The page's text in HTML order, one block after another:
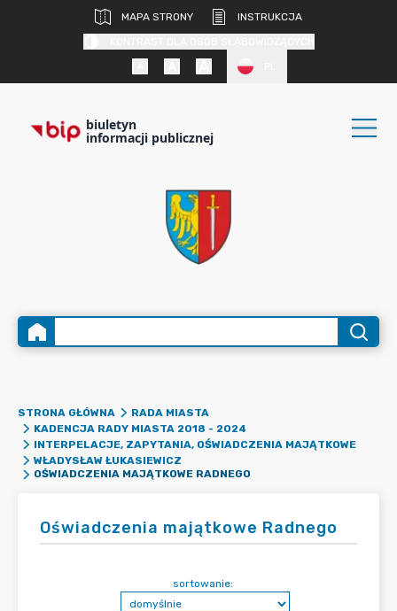
MAPA STRONY
INSTRUKCJA
biuletyn
informacji publicznej
STRONA GŁÓWNA
RADA MIASTA
KADENCJA RADY MIASTA 2018 - 2024
INTERPELACJE, ZAPYTANIA, OŚWIADCZENIA MAJĄTKOWE
WŁADYSŁAW ŁUKASIEWICZ
OŚWIADCZENIA MAJĄTKOWE RADNEGO
Oświadczenia majątkowe Radnego
sortowanie: